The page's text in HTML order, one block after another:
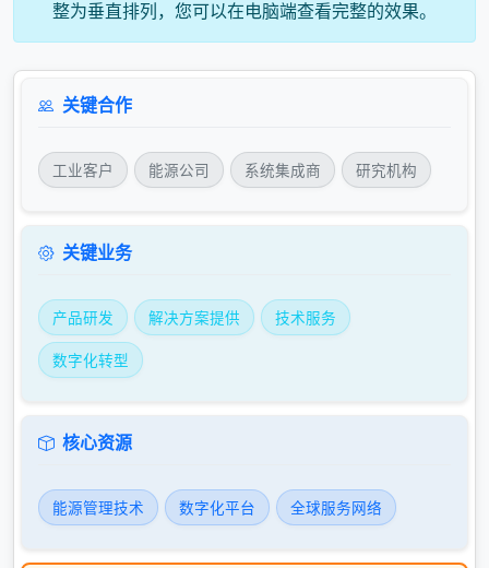
整为垂直排列，您可以在电脑端查看完整的效果。
关键合作
工业客户 能源公司 系统集成商 研究机构
关键业务
产品研发 解决方案提供 技术服务
数字化转型
核心资源
能源管理技术 数字化平台 全球服务网络